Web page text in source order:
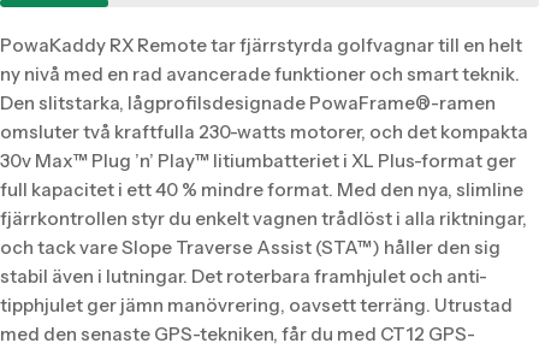
PowaKaddy RX Remote tar fjärrstyrda golfvagnar till en helt
ny nivå med en rad avancerade funktioner och smart teknik.
Den slitstarka, lågprofilsdesignade PowaFrame®-ramen
omsluter två kraftfulla 230-watts motorer, och det kompakta
30v Max™ Plug ’n’ Play™ litiumbatteriet i XL Plus-format ger
full kapacitet i ett 40 % mindre format. Med den nya, slimline
fjärrkontrollen styr du enkelt vagnen trådlöst i alla riktningar,
och tack vare Slope Traverse Assist (STA™) håller den sig
stabil även i lutningar. Det roterbara framhjulet och anti-
tipphjulet ger jämn manövrering, oavsett terräng. Utrustad
med den senaste GPS-tekniken, får du med CT12 GPS-